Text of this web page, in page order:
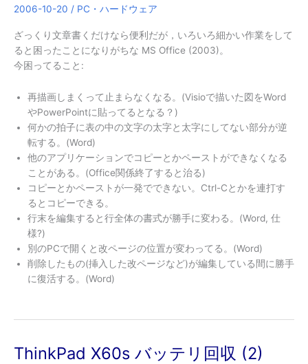
2006-10-20 / PC・ハードウェア
ざっくり文章書くだけなら便利だが，いろいろ細かい作業をして
ると困ったことになりがちな MS Office (2003)。
今困ってること:
再描画しまくって止まらなくなる。(Visioで描いた図をWord
やPowerPointに貼ってるとなる？)
何かの拍子に表の中の文字の太字と太字にしてない部分が逆
転する。(Word)
他のアプリケーションでコピーとかペーストができなくなる
ことがある。(Office関係終了すると治る)
コピーとかペーストが一発でできない。Ctrl-Cとかを連打す
るとコピーできる。
行末を編集すると行全体の書式が勝手に変わる。(Word, 仕
様?)
別のPCで開くと改ページの位置が変わってる。(Word)
削除したもの(挿入した改ページなど)が編集している間に勝手
に復活する。(Word)
ThinkPad X60s バッテリ回収 (2)